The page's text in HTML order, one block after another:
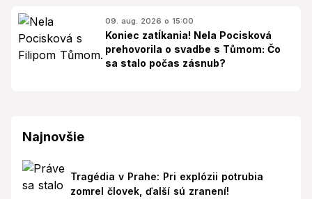
09. aug. 2026 o 15:00
Koniec zatĺkania! Nela Pocisková
prehovorila o svadbe s Tůmom: Čo
sa stalo počas zásnub?
Najnovšie
Tragédia v Prahe: Pri explózii potrubia
zomrel človek, ďalší sú zranení!